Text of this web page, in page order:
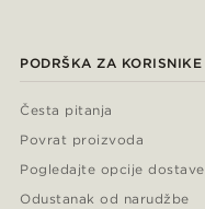
PODRŠKA ZA KORISNIKE
Česta pitanja
Povrat proizvoda
Pogledajte opcije dostave
Odustanak od narudžbe